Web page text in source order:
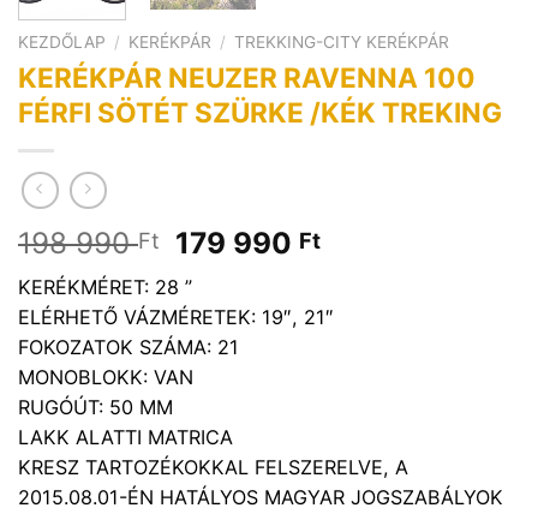
KEZDŐLAP / KERÉKPÁR / TREKKING-CITY KERÉKPÁR
KERÉKPÁR NEUZER RAVENNA 100
FÉRFI SÖTÉT SZÜRKE /KÉK TREKING
198 990Ft
Original
price
was:
198
990 Ft.
179 990 FtCurrent
179
KERÉKMÉRET: 28 ”
ELÉRHETŐ VÁZMÉRETEK: 19″, 21″
FOKOZATOK SZÁMA: 21
MONOBLOKK: VAN
RUGÓÚT: 50 MM
LAKK ALATTI MATRICA
KRESZ TARTOZÉKOKKAL FELSZERELVE, A
2015.08.01-ÉN HATÁLYOS MAGYAR JOGSZABÁLYOK